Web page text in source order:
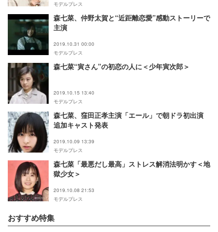
モデルプレス
森七菜、仲野太賀と“近距離恋愛”感動ストーリーで
主演
2019.10.31 00:00
モデルプレス
森七菜“寅さん”の初恋の人に＜少年寅次郎＞
2019.10.15 13:40
モデルプレス
森七菜、窪田正孝主演「エール」で朝ドラ初出演
追加キャスト発表
2019.10.09 13:39
モデルプレス
森七菜「最悪だし最高」ストレス解消法明かす＜地
獄少女＞
2019.10.08 21:53
モデルプレス
おすすめ特集